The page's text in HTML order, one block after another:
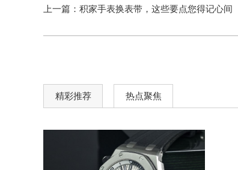
上一篇： 积家手表换表带，这些要点您得记心间
精彩推荐 热点聚焦